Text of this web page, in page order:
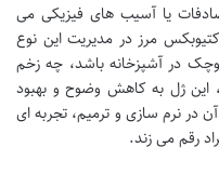
یا آسیب های فیزیکی می
مرز در مدیریت این نوع
در آشپزخانه باشد، چه زخم
این ژل به کاهش وضوح و بهبود
نرم سازی و ترمیم، تجربه ای
رقم می زند.